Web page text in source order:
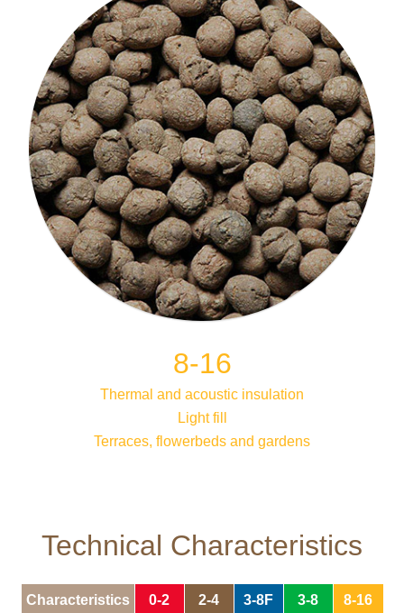
8-16
Thermal and acoustic insulation
Light fill
Terraces, flowerbeds and gardens
Technical Characteristics
Characteristics 0-2 2-4 3-8F 3-8 8-16